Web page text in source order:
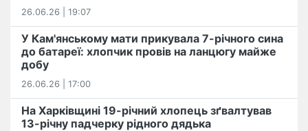
26.06.26 | 19:07
У Кам'янському мати прикувала 7-річного сина
до батареї: хлопчик провів на ланцюгу майже
добу
26.06.26 | 17:00
На Харківщині 19-річний хлопець​ ️зґвалтував
13-річну падчерку рідного дядька